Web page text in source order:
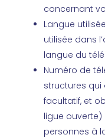
concernant
Langue
utilisée dans
langue du
Numéro de
structures
facultatif, et
ligue ouverte)
personnes à